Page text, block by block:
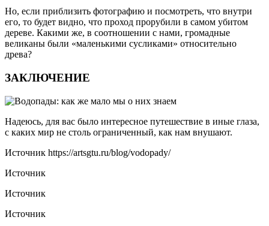
Но, если приблизить фотографию и посмотреть, что внутри
его, то будет видно, что проход прорубили в самом убитом
дереве. Какими же, в соотношении с нами, громадные
великаны были «маленькими сусликами» относительно
древа?
ЗАКЛЮЧЕНИЕ
Надеюсь, для вас было интересное путешествие в иные глаза,
с каких мир не столь ограниченный, как нам внушают.
Источник https://artsgtu.ru/blog/vodopady/
Источник
Источник
Источник